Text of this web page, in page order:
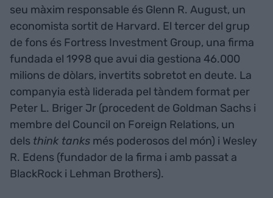
seu màxim responsable és Glenn R. August, un
economista sortit de Harvard. El tercer del grup
de fons és Fortress Investment Group, una firma
fundada el 1998 que avui dia gestiona 46.000
milions de dòlars, invertits sobretot en deute. La
companyia està liderada pel tàndem format per
Peter L. Briger Jr (procedent de Goldman Sachs i
membre del Council on Foreign Relations, un
dels think tanks més poderosos del món) i Wesley
R. Edens (fundador de la firma i amb passat a
BlackRock i Lehman Brothers).